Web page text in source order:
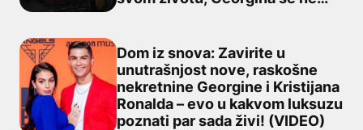
Dom iz snova: Zavirite u unutrašnjost nove, raskošne
Dom iz snova: Zavirite u
unutrašnjost nove, raskošne
nekretnine Georgine i Kristijana
Ronalda – evo u kakvom luksuzu
poznati par sada živi! (VIDEO)